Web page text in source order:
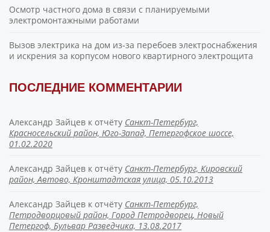
Осмотр частного дома в связи с планируемыми
электромонтажными работами
Вызов электрика на дом из-за перебоев электроснабжения
и искрения за корпусом нового квартирного электрощита
ПОСЛЕДНИЕ КОММЕНТАРИИ
Александр Зайцев к отчёту Санкт-Петербург,
Красносельский район, Юго-Запад, Петергофское шоссе,
01.02.2020
Александр Зайцев к отчёту Санкт-Петербург, Кировский
район, Автово, Кронштадтская улица, 05.10.2013
Александр Зайцев к отчёту Санкт-Петербург,
Петродворцовый район, Город Петродворец, Новый
Петергоф, Бульвар Разведчика, 13.08.2017